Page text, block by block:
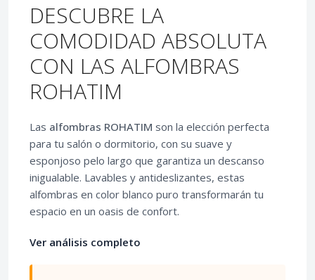
DESCUBRE LA
COMODIDAD ABSOLUTA
CON LAS ALFOMBRAS
ROHATIM
Las alfombras ROHATIM son la elección perfecta
para tu salón o dormitorio, con su suave y
esponjoso pelo largo que garantiza un descanso
inigualable. Lavables y antideslizantes, estas
alfombras en color blanco puro transformarán tu
espacio en un oasis de confort.
Ver análisis completo